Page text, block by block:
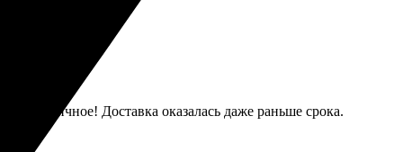
отличное! Доставка оказалась даже раньше срока.